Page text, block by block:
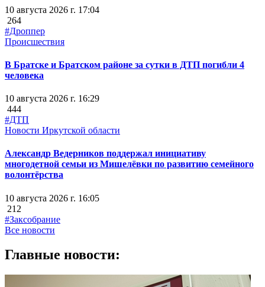
10 августа 2026 г. 17:04
264
#Дроппер
Происшествия
В Братске и Братском районе за сутки в ДТП погибли 4
человека
10 августа 2026 г. 16:29
444
#ДТП
Новости Иркутской области
Александр Ведерников поддержал инициативу
многодетной семьи из Мишелёвки по развитию семейного
волонтёрства
10 августа 2026 г. 16:05
212
#Заксобрание
Все новости
Главные новости: